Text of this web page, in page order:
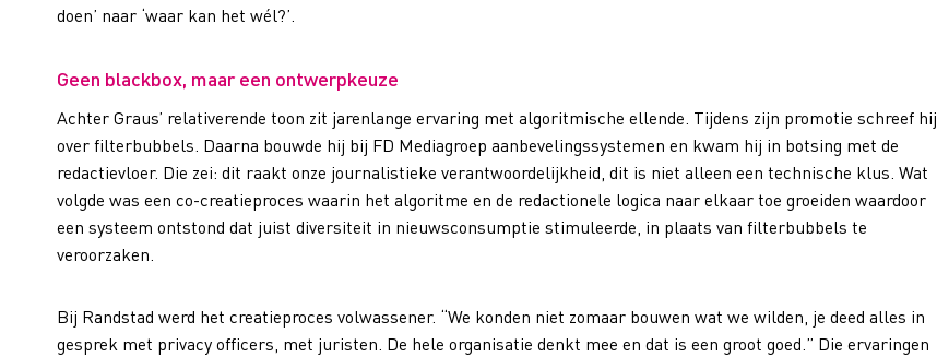
doen’ naar ‘waar kan het wél?’.
Geen blackbox, maar een ontwerpkeuze
Achter Graus’ relativerende toon zit jarenlange ervaring met algoritmische ellende. Tijdens zijn promotie schreef hij
over filterbubbels. Daarna bouwde hij bij FD Mediagroep aanbevelingssystemen en kwam hij in botsing met de
redactievloer. Die zei: dit raakt onze journalistieke verantwoordelijkheid, dit is niet alleen een technische klus. Wat
volgde was een co-creatieproces waarin het algoritme en de redactionele logica naar elkaar toe groeiden waardoor
een systeem ontstond dat juist diversiteit in nieuwsconsumptie stimuleerde, in plaats van filterbubbels te
veroorzaken.
Bij Randstad werd het creatieproces volwassener. “We konden niet zomaar bouwen wat we wilden, je deed alles in
gesprek met privacy officers, met juristen. De hele organisatie denkt mee en dat is een groot goed.” Die ervaringen